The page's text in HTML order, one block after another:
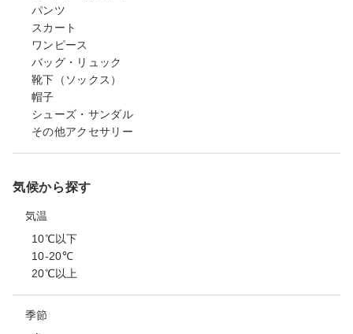
パンツ
スカート
ワンピース
バッグ・リュック
靴下（ソックス）
帽子
シューズ・サンダル
その他アクセサリー
気候から探す
気温
10℃以下
10-20℃
20℃以上
季節